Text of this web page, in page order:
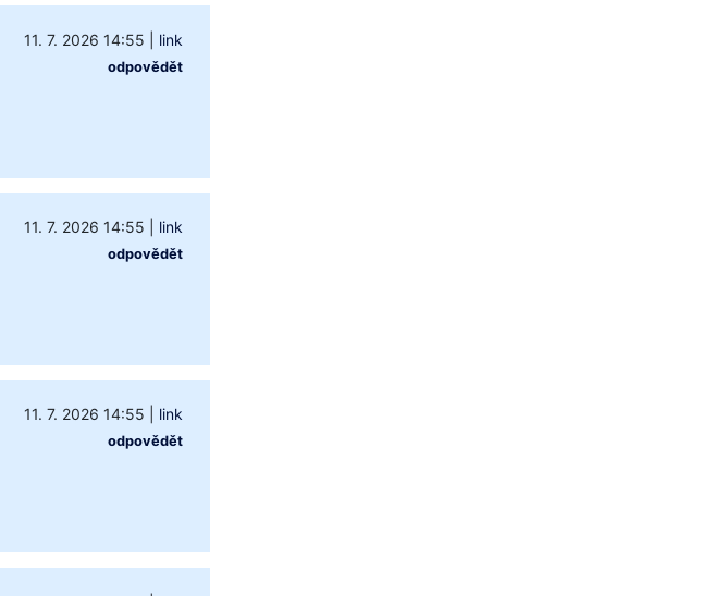
11. 7. 2026 14:55 link
odpovědět
11. 7. 2026 14:55 link
odpovědět
11. 7. 2026 14:55 link
odpovědět